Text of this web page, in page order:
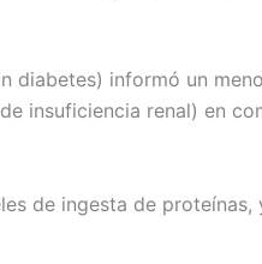
diabetes) informó un
insuficiencia renal) en
de ingesta de